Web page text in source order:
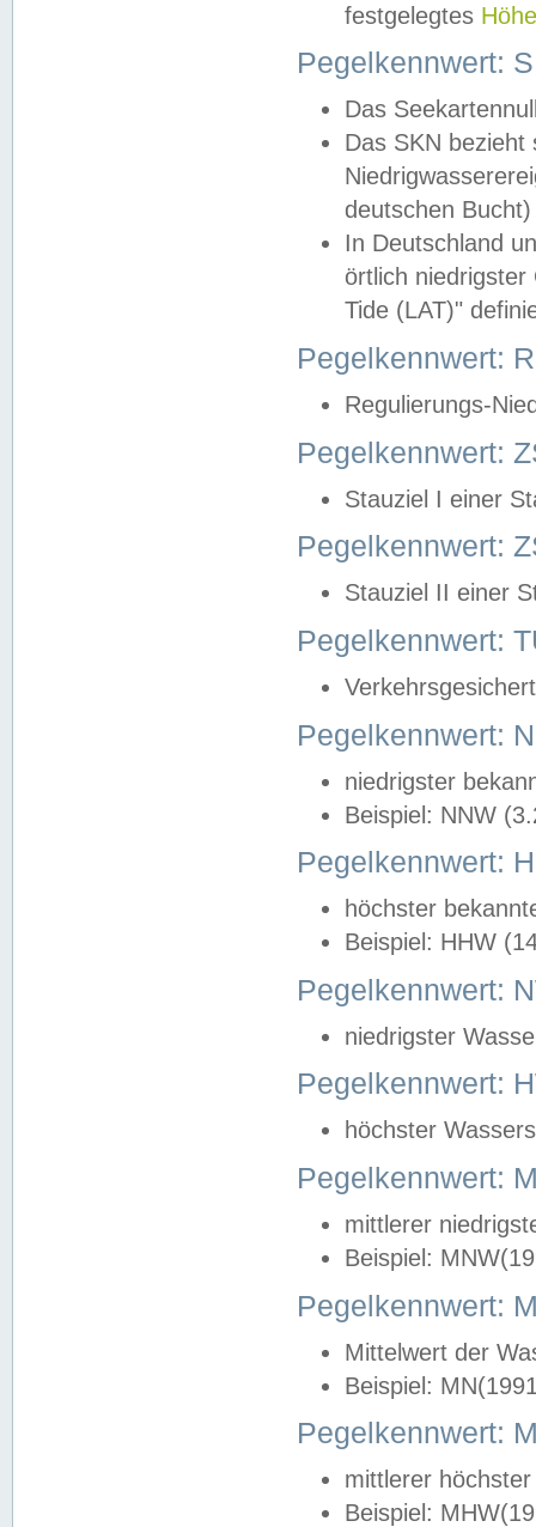
festgelegtes
Pegelkennwert:
Das
Das SKN
deutschen
In Deutschland
örtlich
Tide (LAT)"
Pegelkennwert:
Regulierungs-
Pegelkennwert:
Stauziel I einer
Pegelkennwert:
Stauziel II einer
Pegelkennwert:
Pegelkennwert:
niedrigster
Beispiel: NNW
Pegelkennwert:
höchster
Beispiel: HHW
Pegelkennwert:
niedrigster
Pegelkennwert:
höchster
Pegelkennwert:
mittlerer
Beispiel:
Pegelkennwert:
Mittelwert der
Beispiel:
Pegelkennwert:
mittlerer
Beispiel: